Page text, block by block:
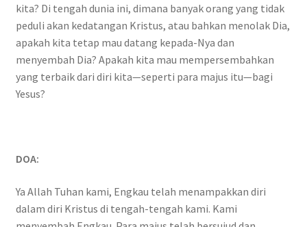
kita? Di tengah dunia ini, dimana banyak orang yang tidak
peduli akan kedatangan Kristus, atau bahkan menolak Dia,
apakah kita tetap mau datang kepada-Nya dan
menyembah Dia? Apakah kita mau mempersembahkan
yang terbaik dari diri kita—seperti para majus itu—bagi
Yesus?
DOA:
Ya Allah Tuhan kami, Engkau telah menampakkan diri
dalam diri Kristus di tengah-tengah kami. Kami